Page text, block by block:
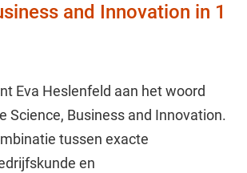
and Innovation in 1
Eva Heslenfeld aan het woord
Science, Business and Innovation.
tussen exacte
en